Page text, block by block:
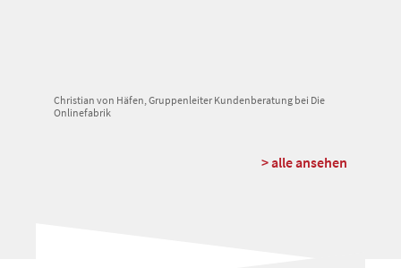
Christian von Häfen, Gruppenleiter Kundenberatung bei Die
Onlinefabrik
> alle ansehen